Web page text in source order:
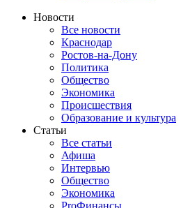
Новости
Все новости
Краснодар
Ростов-на-Дону
Политика
Общество
Экономика
Происшествия
Образование и культура
Статьи
Все статьи
Афиша
Интервью
Общество
Экономика
ProФинансы